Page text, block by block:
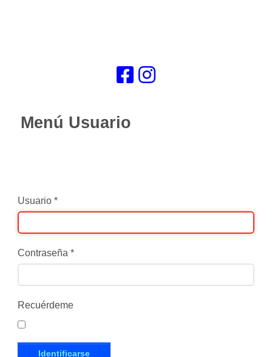
Menú Usuario
Usuario *
Contraseña *
Recuérdeme
Identificarse